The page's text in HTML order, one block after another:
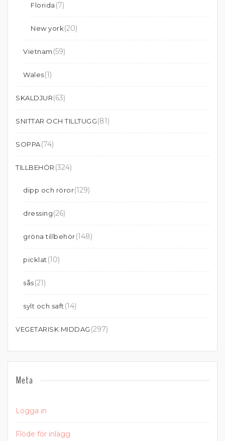
Florida (7)
New york(20)
Vietnam (59)
Wales(1)
SKALDJUR(63)
SNITTAR OCH TILLTUGG(81)
SOPPA(74)
TILLBEHÖR (324)
dipp och röror(129)
dressing(26)
gröna tillbehör(148)
picklat (10)
sås(21)
sylt och saft (14)
VEGETARISK MIDDAG (297)
Meta
Logga in
Flöde för inlägg